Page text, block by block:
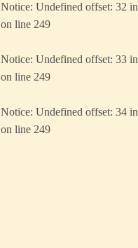
Notice: Undefined offset: 32 in
on line 249
Notice: Undefined offset: 33 in
on line 249
Notice: Undefined offset: 34 in
on line 249